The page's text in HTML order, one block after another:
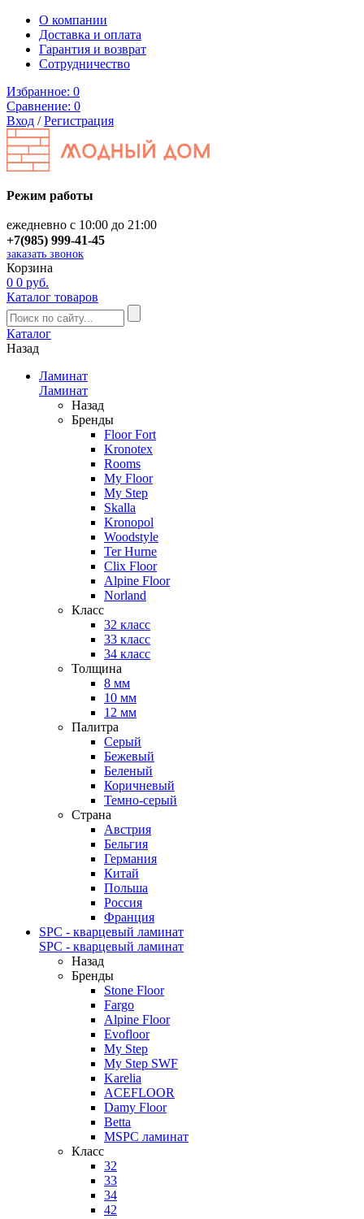
О компании
Доставка и оплата
Гарантия и возврат
Сотрудничество
Избранное: 0
Сравнение: 0
Вход /Регистрация
Режим работы
ежедневно с 10:00 до 21:00
+7(985) 999-41-45
заказать звонок
Корзина
0 0 руб.
Каталог товаров
Каталог
Назад
Ламинат
Ламинат
Назад
Бренды
Floor Fort
Kronotex
Rooms
My Floor
My Step
Skalla
Kronopol
Woodstyle
Ter Hurne
Clix Floor
Alpine Floor
Norland
Класс
32 класс
33 класс
34 класс
Толщина
8 мм
10 мм
12 мм
Палитра
Серый
Бежевый
Беленый
Коричневый
Темно-серый
Страна
Австрия
Бельгия
Германия
Китай
Польша
Россия
Франция
SPC - кварцевый ламинат
SPC - кварцевый ламинат
Назад
Бренды
Stone Floor
Fargo
Alpine Floor
Evofloor
My Step
My Step SWF
Karelia
ACEFLOOR
Damy Floor
Betta
MSPC ламинат
Класс
32
33
34
42